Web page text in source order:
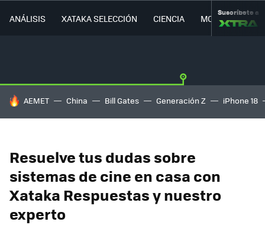
ANÁLISIS XATAKA SELECCIÓN CIENCIA MOVILIDAD
Suscríbete a
HOY SE HABLA DE
AEMET China Bill Gates Generación Z iPhone 18
Resuelve tus dudas sobre
sistemas de cine en casa con
Xataka Respuestas y nuestro
experto